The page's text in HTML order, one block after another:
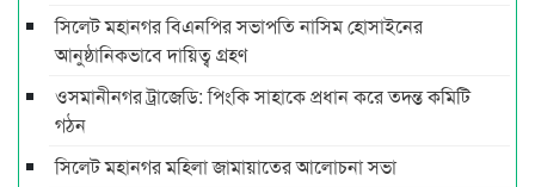
সিলেট মহানগর বিএনপির সভাপতি নাসিম হোসাইনের
আনুষ্ঠানিকভাবে দায়িত্ব গ্রহণ
ওসমানীনগর ট্রাজেডি: পিংকি সাহাকে প্রধান করে তদন্ত কমিটি
গঠন
সিলেট মহানগর মহিলা জামায়াতের আলোচনা সভা